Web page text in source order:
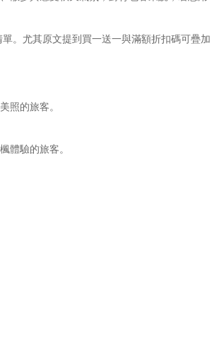
。尤其原文提到買一送一與滿額折扣碼可疊
照的旅客。
體驗的旅客。